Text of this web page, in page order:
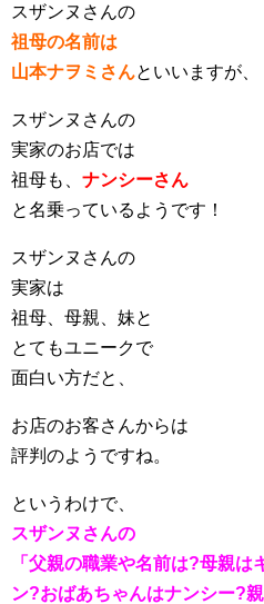
スザンヌさんの
祖母の名前は
山本ナヲミさんといいますが、
スザンヌさんの
実家のお店では
祖母も、 ナンシーさん
と名乗っているようです！
スザンヌさんの
実家は
祖母、母親、妹と
とてもユニークで
面白い方だと、
お店のお客さんからは
評判のようですね。
というわけで、
スザンヌさんの
「父親の職業や名前は?母親は
ン?おばあちゃんはナンシー?